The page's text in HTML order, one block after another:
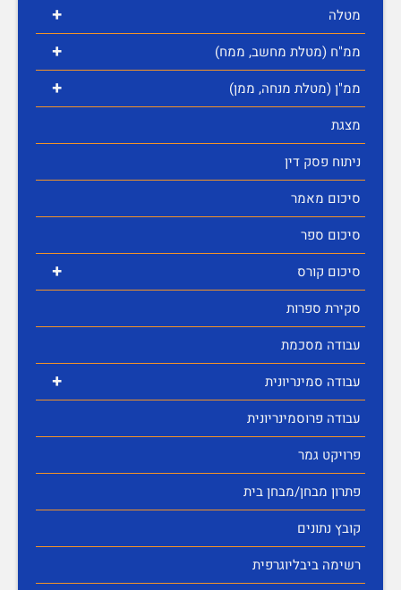
+ מטלה
+ ממ"ח (מטלת מחשב, ממח)
+
ממ"ן (מטלת מנחה, ממן)
מצגת
ניתוח פסק דין
סיכום מאמר
סיכום ספר
+
סיכום קורס
סקירת ספרות
עבודה מסכמת
+
עבודה סמינריונית
עבודה פרוסמינריונית
פרויקט גמר
פתרון מבחן/מבחן בית
קובץ נתונים
רשימה ביבליוגרפית